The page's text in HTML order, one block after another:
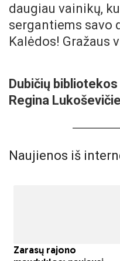
daugiau vainikų,
sergantiems savo
Kalėdos! Gražaus
Dubičių
Regina
Naujienos iš